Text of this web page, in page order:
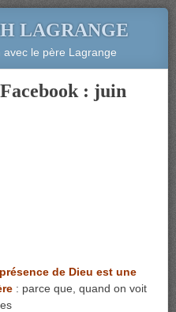
LAGRANGE
avec le père Lagrange
: juin
de Dieu est une
: parce que, quand on voit